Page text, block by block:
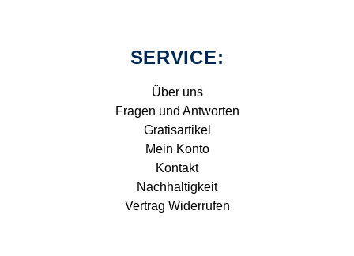
SERVICE:
Über uns
Fragen und Antworten
Gratisartikel
Mein Konto
Kontakt
Nachhaltigkeit
Vertrag Widerrufen